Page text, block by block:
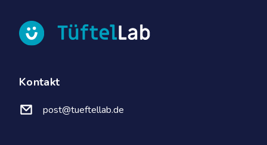
Kontakt
post@tueftellab.de